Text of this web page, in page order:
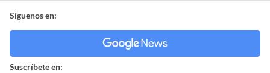
Síguenos en:
Suscríbete en: